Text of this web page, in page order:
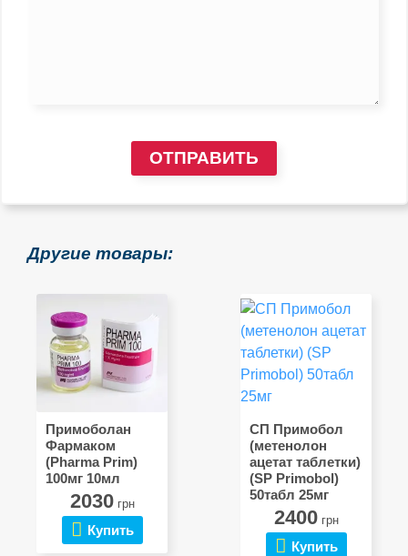
ОТПРАВИТЬ
Другие товары:
Примоболан
Фармаком
(Pharma Prim)
100мг 10мл
2030грн
Купить
СП Примобол
(метенолон
ацетат таблетки)
(SP Primobol)
50табл 25мг
2400грн
Купить